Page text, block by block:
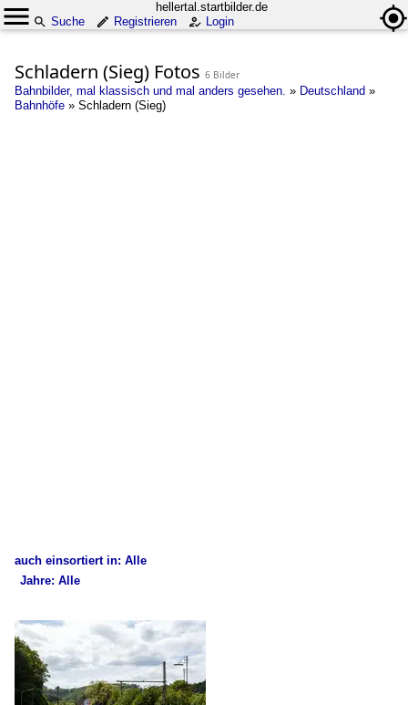
hellertal.startbilder.de
Suche
Registrieren Login
Schladern (Sieg) Fotos 6 Bilder
Bahnbilder, mal klassisch und mal anders gesehen. » Deutschland »
Bahnhöfe » Schladern (Sieg)
auch einsortiert in: Alle
Deutschland
Akku-, Brennstoffzellen- und Hybridtriebzüge
Jahre: Alle
Alle Jahre
2010
2018